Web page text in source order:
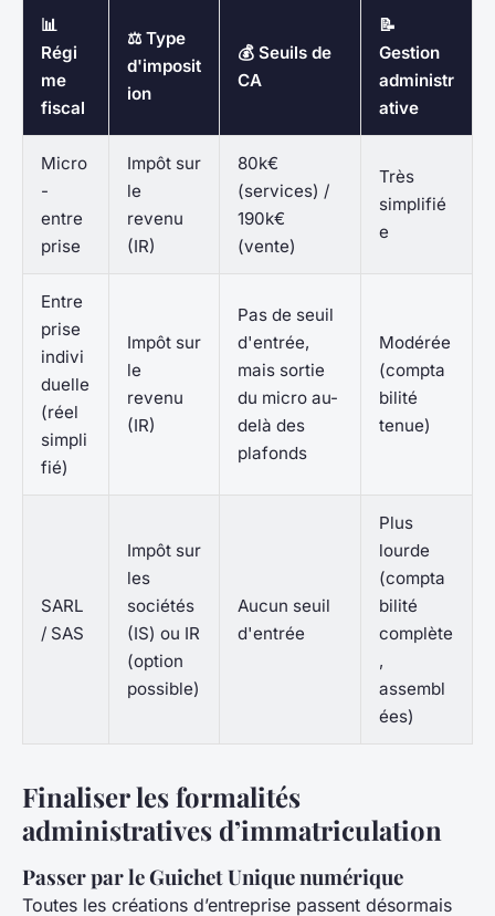
📊
Régi
me
fiscal
⚖️ Type
d'imposit
ion
💰 Seuils de
CA
📝
Gestion
administr
ative
Micro
-
entre
prise
Impôt sur
le
revenu
(IR)
80k€
(services) /
190k€
(vente)
Très
simplifié
e
Entre
prise
indivi
duelle
(réel
simpli
fié)
Impôt sur
le
revenu
(IR)
Pas de seuil
d'entrée,
mais sortie
du micro au-
delà des
plafonds
Modérée
(compta
bilité
tenue)
SARL
/ SAS
Impôt sur
les
sociétés
(IS) ou IR
(option
possible)
Aucun seuil
d'entrée
Plus
lourde
(compta
bilité
complète
,
assembl
ées)
Finaliser les formalités
administratives d’immatriculation
Passer par le Guichet Unique numérique
Toutes les créations d’entreprise passent désormais